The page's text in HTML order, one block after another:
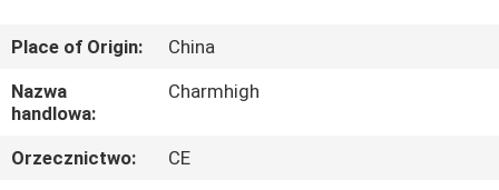
FILMY
O
NAS
Place of Origin:
China
Nazwa
handlowa:
Charmhigh
Orzecznictwo:
CE